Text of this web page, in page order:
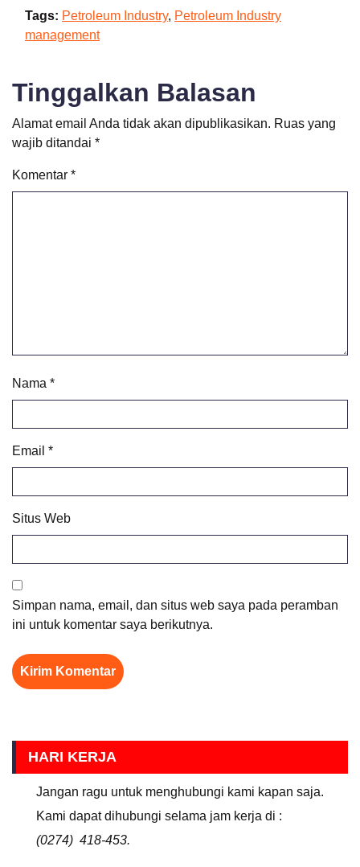
Tags: Petroleum Industry, Petroleum Industry
management
Tinggalkan Balasan
Alamat email Anda tidak akan dipublikasikan. Ruas yang
wajib ditandai *
Komentar *
Nama *
Email *
Situs Web
Simpan nama, email, dan situs web saya pada peramban
ini untuk komentar saya berikutnya.
HARI KERJA
Jangan ragu untuk menghubungi kami kapan saja.
Kami dapat dihubungi selama jam kerja di :
(0274) 418-453.